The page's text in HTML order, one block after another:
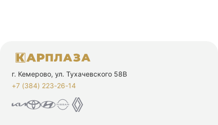
г. Кемерово, ул. Тухачевского 58В
+7 (384) 223-26-14‬